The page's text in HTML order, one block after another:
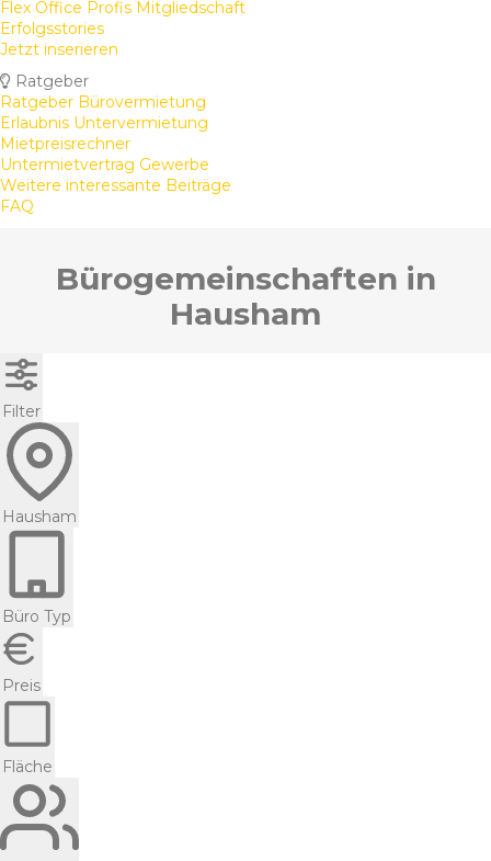
Flex Office Profis Mitgliedschaft
Erfolgsstories
Jetzt inserieren
Ratgeber
Ratgeber Bürovermietung
Erlaubnis Untervermietung
Mietpreisrechner
Untermietvertrag Gewerbe
Weitere interessante Beiträge
FAQ
Bürogemeinschaften in
Hausham
Filter
Hausham
Büro Typ
Preis
Fläche